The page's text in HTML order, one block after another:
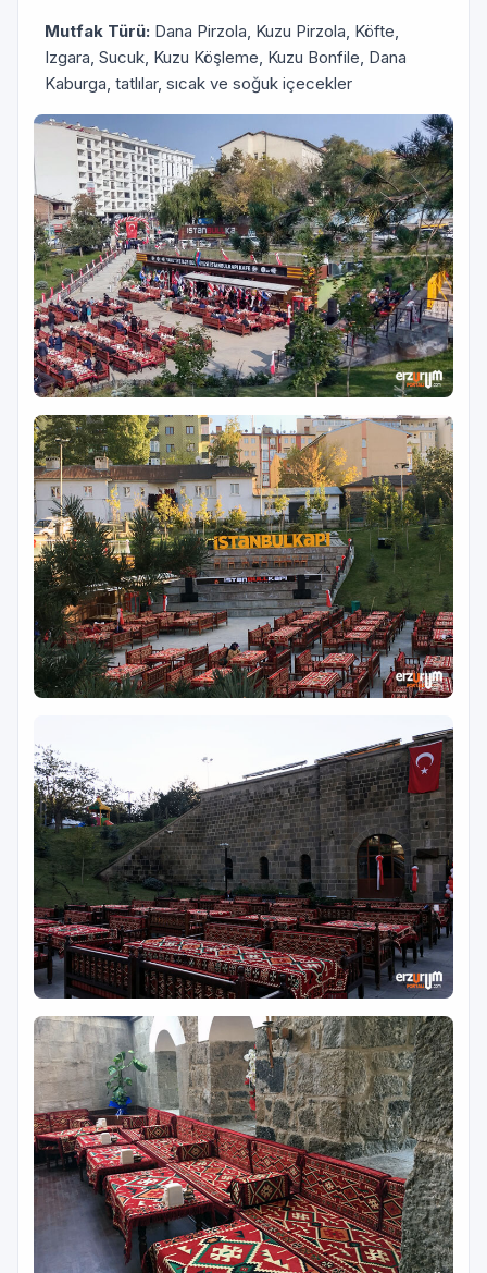
Mutfak Türü: Dana Pirzola, Kuzu Pirzola, Köfte,
Izgara, Sucuk, Kuzu Köşleme, Kuzu Bonfile, Dana
Kaburga, tatlılar, sıcak ve soğuk içecekler